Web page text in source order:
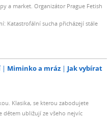
a market. Organizátor Prague Fetish
Katastrofální sucha přicházejí stále
Miminko a mráz
Jak vybírat
Klasika, se kterou zabodujete
dětem ubližují ze všeho nejvíc